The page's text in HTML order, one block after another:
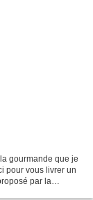
gourmande que je
pour vous livrer un
par la